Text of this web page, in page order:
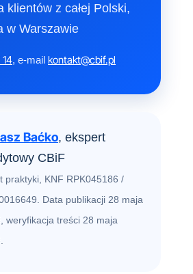
klientów z całej Polski,
w Warszawie
, e-mail kontakt@cbif.pl
Baćko, ekspert
CBiF
praktyki, KNF RPK045186 /
Data publikacji 28 maja
weryfikacja treści 28 maja